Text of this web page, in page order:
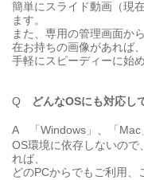
簡単にスライド動画（現
ます。
また、専用の管理画面か
在お持ちの画像があれば、
手軽にスピーディーに始
Q どんなOSにも対応し
A
「Windows」、「
OS環境に依存しないので
れば、
どのPCからでもご利用、